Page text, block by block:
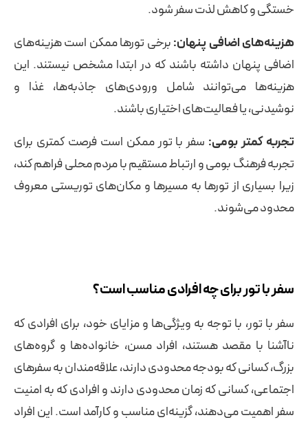
خستگی و کاهش لذت سفر شود.
هزینه‌های اضافی پنهان:برخی تورها ممکن است هزینه‌های
اضافی پنهان داشته باشند که در ابتدا مشخص نیستند. این
هزینه‌ها می‌توانند شامل ورودی‌های جاذبه‌ها، غذا و
نوشیدنی، یا فعالیت‌های اختیاری باشند.
تجربه کمتر بومی: سفر با تور ممکن است فرصت کمتری برای
تجربه فرهنگ بومی و ارتباط مستقیم با مردم محلی فراهم کند،
زیرا بسیاری از تورها به مسیرها و مکان‌های توریستی معروف
محدود می‌شوند.
سفر با تور برای چه افرادی مناسب است؟
سفر با تور، با توجه به ویژگی‌ها و مزایای خود، برای افرادی که
ناآشنا با مقصد هستند، افراد مسن، خانواده‌ها و گروه‌های
بزرگ، کسانی که بودجه محدودی دارند، علاقه‌مندان به سفرهای
اجتماعی، کسانی که زمان محدودی دارند و افرادی که به امنیت
سفر اهمیت می‌دهند، گزینه‌ای مناسب و کارآمد است. این افراد